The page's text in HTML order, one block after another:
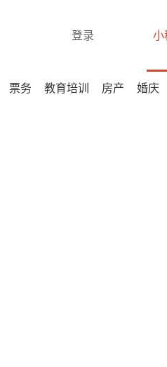
登录 小
票务 教育培训 房产 婚庆